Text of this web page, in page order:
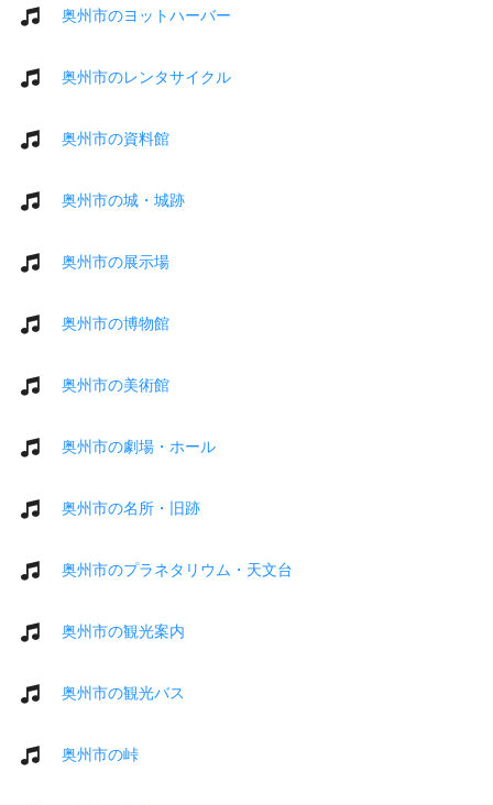
奥州市のヨットハーバー
奥州市のレンタサイクル
奥州市の資料館
奥州市の城・城跡
奥州市の展示場
奥州市の博物館
奥州市の美術館
奥州市の劇場・ホール
奥州市の名所・旧跡
奥州市のプラネタリウム・天文台
奥州市の観光案内
奥州市の観光バス
奥州市の峠